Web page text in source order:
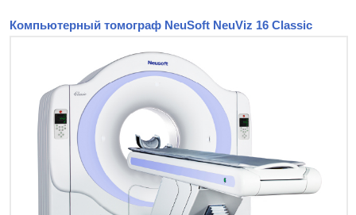
Компьютерный томограф NeuSoft NeuViz 16 Classic